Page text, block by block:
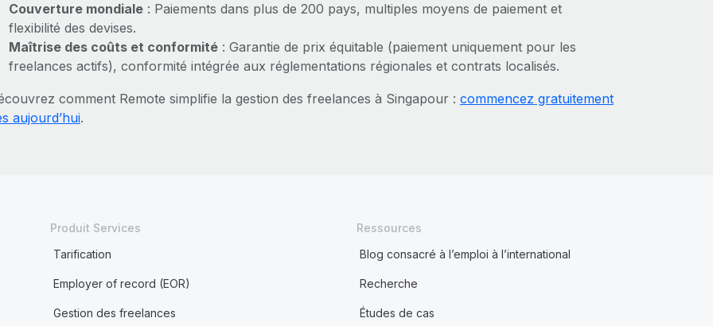
Couverture mondiale: Paiements dans plus de 200 pays, multiples moyens de paiement et
flexibilité des devises.
Maîtrise des coûts et conformité: Garantie de prix équitable (paiement uniquement pour les
freelances actifs), conformité intégrée aux réglementations régionales et contrats localisés.
comment Remote simplifie la gestion des freelances à Singapour : commencez gratuitement
aujourd’hui.
Produit Services
Tarification
Employer of record (EOR)
Gestion des freelances
Ressources
Blog consacré à l’emploi à l’international
Recherche
Études de cas